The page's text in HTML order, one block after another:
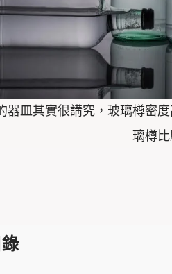
器皿其實很講究，玻璃樽密
璃樽